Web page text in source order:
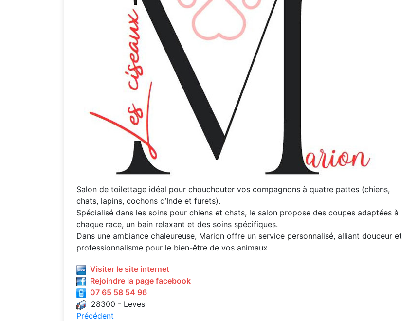
Salon de toilettage idéal pour chouchouter vos compagnons à quatre pattes (chiens,
chats, lapins, cochons d’Inde et furets).
Spécialisé dans les soins pour chiens et chats, le salon propose des coupes adaptées à
chaque race, un bain relaxant et des soins spécifiques.
Dans une ambiance chaleureuse, Marion offre un service personnalisé, alliant douceur et
professionnalisme pour le bien-être de vos animaux.
Visiter le site internet
Rejoindre la page facebook
07 65 58 54 96
28300 - Leves
Précédent